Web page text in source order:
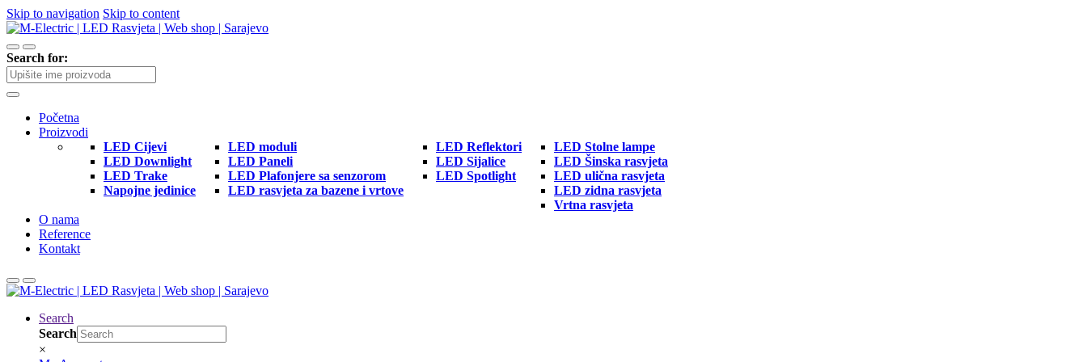
Skip to navigation Skip to content
Search for:
Početna
Proizvodi
LED Cijevi
LED Downlight
LED Trake
Napojne jedinice
LED moduli
LED Paneli
LED Plafonjere sa senzorom
LED rasvjeta za bazene i vrtove
LED Reflektori
LED Sijalice
LED Spotlight
LED Stolne lampe
LED Šinska rasvjeta
LED ulična rasvjeta
LED zidna rasvjeta
Vrtna rasvjeta
O nama
Reference
Kontakt
Search
Search
×